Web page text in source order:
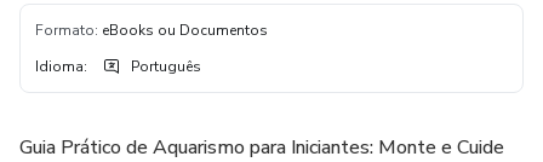
Formato: eBooks ou Documentos
Idioma: Português
Guia Prático de Aquarismo para Iniciantes: Monte e Cuide